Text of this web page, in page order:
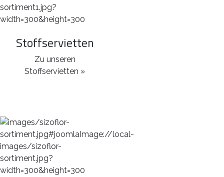
Stoffservietten
Zu unseren
Stoffservietten »